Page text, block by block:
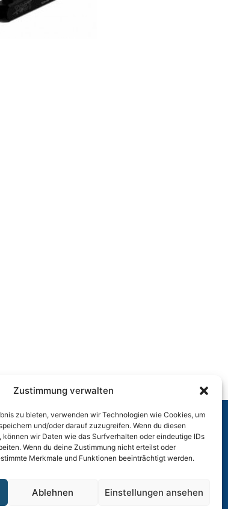
Zustimmung verwalten
zu bieten, verwenden wir Technologien wie Cookies, um
und/oder darauf zuzugreifen. Wenn du diesen
wir Daten wie das Surfverhalten oder eindeutige IDs
Wenn du deine Zustimmung nicht erteilst oder
Merkmale und Funktionen beeinträchtigt werden.
Ablehnen Einstellungen ansehen